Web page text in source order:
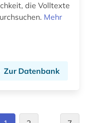
die Volltexte
Mehr
Zur Datenbank